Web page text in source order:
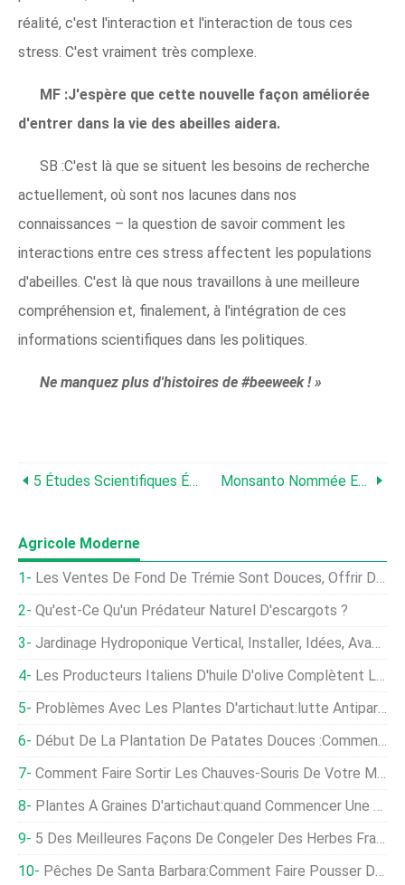
réalité, c'est l'interaction et l'interaction de tous ces
stress. C'est vraiment très complexe.
MF :J'espère que cette nouvelle façon améliorée
d'entrer dans la vie des abeilles aidera.
SB :C'est là que se situent les besoins de recherche
actuellement, où sont nos lacunes dans nos
connaissances – la question de savoir comment les
interactions entre ces stress affectent les populations
d'abeilles. C'est là que nous travaillons à une meilleure
compréhension et, finalement, à l'intégration de ces
informations scientifiques dans les politiques.
Ne manquez plus d'histoires de #beeweek ! »
5 Études Scientifiques Étranges Mais Vraies Impliquant Des Abeilles Monsanto Nommée En Quelque Sorte La 12e Entreprise La Plus Verte D'Amérique
Agricole Moderne
Les Ventes De Fond De Trémie Sont Douces, Offrir De Bonnes Affaires
Qu'est-Ce Qu'un Prédateur Naturel D'escargots ?
Jardinage Hydroponique Vertical, Installer, Idées, Avantages
Les Producteurs Italiens D'huile D'olive Complètent Les Pertes Liées Au Changement Climatique Grâce Aux Biocarburants
Problèmes Avec Les Plantes D'artichaut:lutte Antiparasitaire Et Soin Des Artichauts Malades
Début De La Plantation De Patates Douces :comment Et Quand Commencer Les Plaquettes De Patates Douces
Comment Faire Sortir Les Chauves-Souris De Votre Maison
Plantes À Graines D'artichaut:quand Commencer Une Graine D'artichaut
5 Des Meilleures Façons De Congeler Des Herbes Fraîches
Pêches De Santa Barbara:Comment Faire Pousser Des Pêchers De Santa Barbara